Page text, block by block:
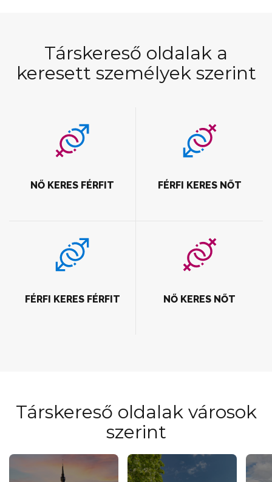
Társkereső oldalak a
keresett személyek szerint
NŐ KERES FÉRFIT FÉRFI KERES NŐT
FÉRFI KERES FÉRFIT NŐ KERES NŐT
Társkereső oldalak városok
szerint